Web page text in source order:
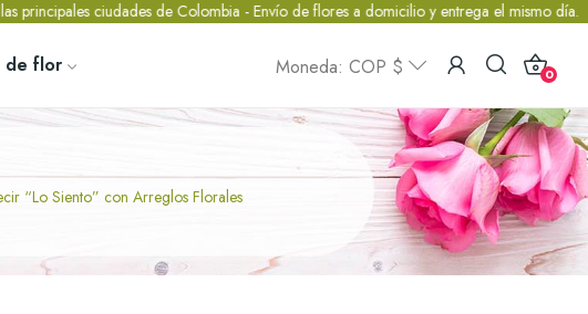
de Colombia - Envío de flores a domicilio y entrega el mismo día..:
de flor Moneda: COP $ 0
“Lo Siento” con Arreglos Florales